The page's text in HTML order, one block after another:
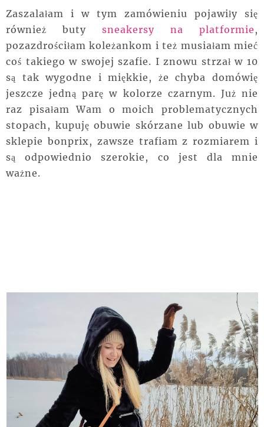
Zaszalałam i w tym zamówieniu pojawiły się
również buty sneakersy na platformie ,
pozazdrościłam koleżankom i też musiałam mieć
coś takiego w swojej szafie. I znowu strzał w 10
są tak wygodne i miękkie, że chyba domówię
jeszcze jedną parę w kolorze czarnym. Już nie
raz pisałam Wam o moich problematycznych
stopach, kupuję obuwie skórzane lub obuwie w
sklepie bonprix, zawsze trafiam z rozmiarem i
są odpowiednio szerokie, co jest dla mnie
ważne.